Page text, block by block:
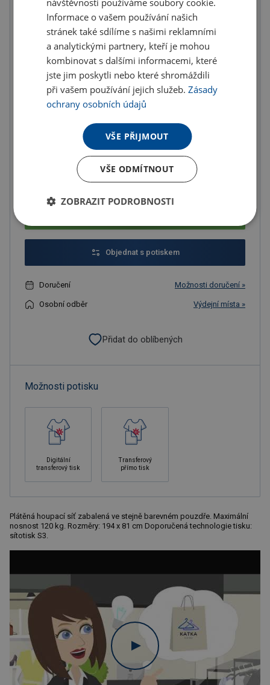
Množstevní slevy
510.43 Kč
15.00 %)
ks
480.40 Kč
(-
20.00%)
450.38 Kč
(- 25.00
od
U partnera 1772 ks můžete mít 12.8. až 18.8.
Objednat s potiskem
Doručení Možnosti doručení »
Osobní odběr Výdejní místa »
Přidat do oblíbených
Možnosti potisku
Digitální
transferový tisk
Transferový
přímo tisk
Plátěná houpací síť zabalená ve stejně barevném pouzdře. Maximální
nosnost 120 kg. Rozměry: 194 x 81 cm Doporučená technologie tisku:
sítotisk S3.
Informace o vašem používání našich
stránek také sdílíme s našimi reklamními
a analytickými partnery, kteří je mohou
kombinovat s dalšími informacemi, které
jste jim poskytli nebo které shromáždili
při vašem používání jejich služeb.Zásady
ochrany osobních údajů
VŠE PŘIJMOUT
VŠE ODMÍTNOUT
ZOBRAZIT PODROBNOSTI